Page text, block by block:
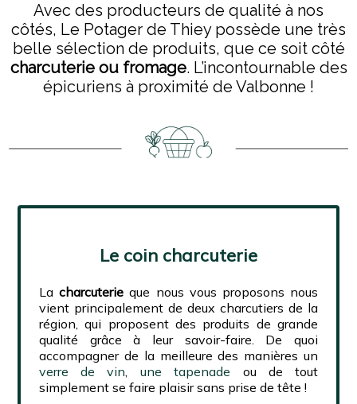
Avec des producteurs de qualité à nos
côtés, Le Potager de Thiey possède une très
belle sélection de produits, que ce soit côté
charcuterie ou fromage. L’incontournable des
épicuriens à proximité de Valbonne !
Le coin charcuterie
Lacharcuterie que nous vous proposons nous
vient principalement de deux charcutiers de la
région, qui proposent des produits de grande
qualité grâce à leur savoir-faire. De quoi
accompagner de la meilleure des manières un
verre de vin
une tapenade ou de tout
simplement se faire plaisir sans prise de tête !